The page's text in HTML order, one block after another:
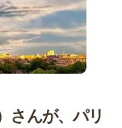
さんが、パリ